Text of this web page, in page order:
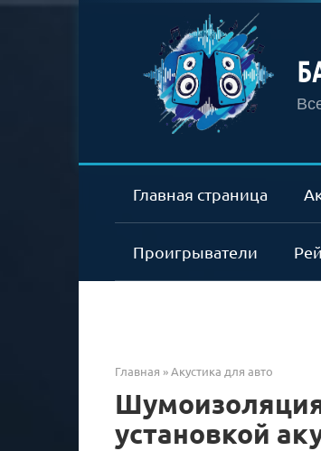
Главная страница
Проигрыватели
Главная »Акустика для авто
установкой